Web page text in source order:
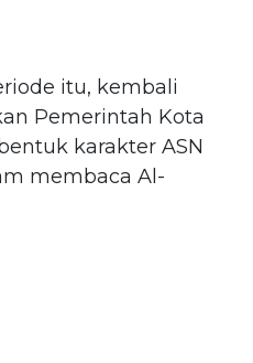
itu, kembali
Pemerintah Kota
karakter ASN
membaca Al-